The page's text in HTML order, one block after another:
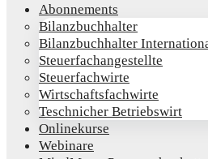
Abon­ne­ments
Bilanz­buch­hal­ter
Bilanz­buch­hal­ter
Steu­er­fach­an­ge­stell­te
Steu­er­fach­wir­te
Wirt­schafts­fach­wir­te
Teschni­cher Betriebswirt
Online­kur­se
Web­i­na­re